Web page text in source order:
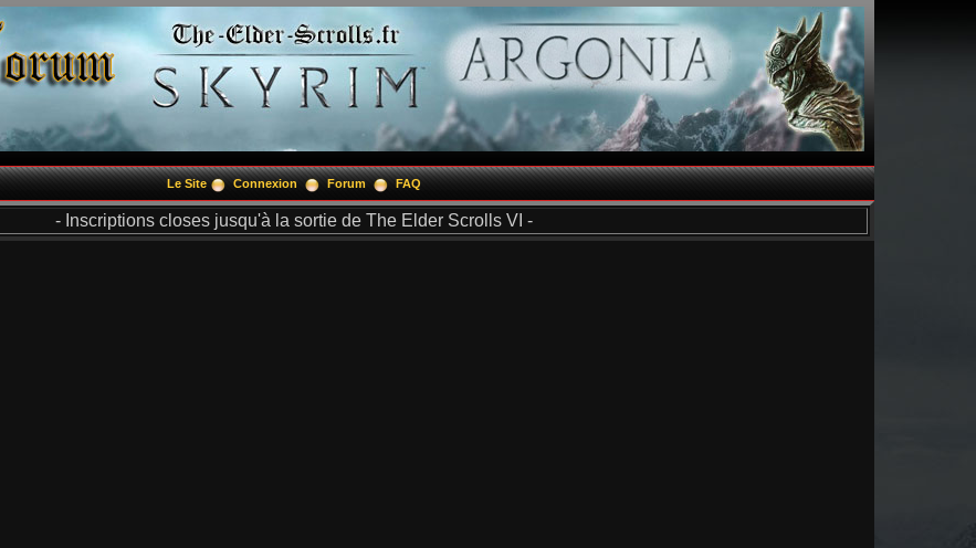
Le Site Connexion Forum FAQ
- Inscriptions closes jusqu'à la sortie de The Elder Scrolls VI -